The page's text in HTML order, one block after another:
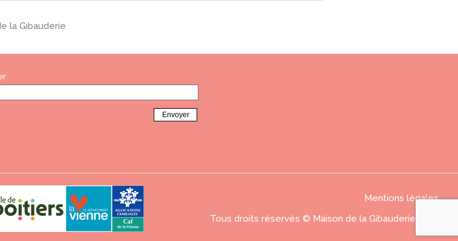
la Gibauderie
Mentions légales
Tous droits réservés © Maison de la Gibauderie 2026